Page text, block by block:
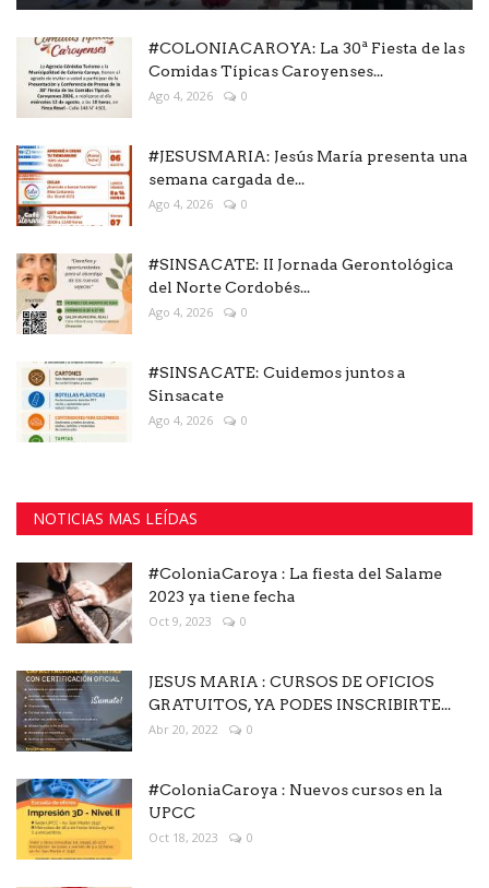
#COLONIACAROYA: La 30ª Fiesta de las
Comidas Típicas Caroyenses...
Ago 4, 2026 0
#JESUSMARIA: Jesús María presenta una
semana cargada de...
Ago 4, 2026 0
#SINSACATE: II Jornada Gerontológica
del Norte Cordobés...
Ago 4, 2026 0
#SINSACATE: Cuidemos juntos a
Sinsacate
Ago 4, 2026 0
NOTICIAS MAS LEÍDAS
#ColoniaCaroya : La fiesta del Salame
2023 ya tiene fecha
Oct 9, 2023 0
JESUS MARIA : CURSOS DE OFICIOS
GRATUITOS, YA PODES INSCRIBIRTE...
Abr 20, 2022 0
#ColoniaCaroya : Nuevos cursos en la
UPCC
Oct 18, 2023 0